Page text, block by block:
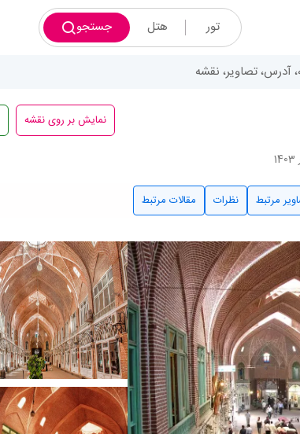
تور هتل جستجو
آدرس، تصاویر، نقشه
نمایش بر روی نقشه
مرتبط نظرات مقالات مرتبط